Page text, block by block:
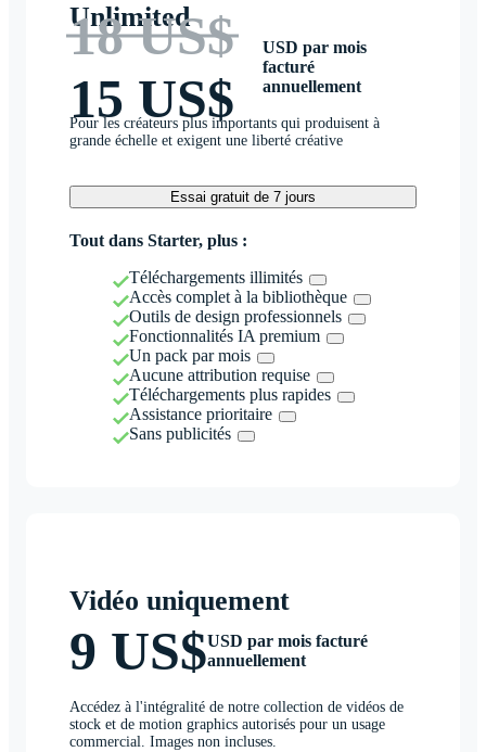
Unlimited
18 US$
15 US$
USD par mois
facturé
annuellement
Pour les créateurs plus importants qui produisent à
grande échelle et exigent une liberté créative
Essai gratuit de 7 jours
Tout dans Starter, plus :
Téléchargements illimités
Accès complet à la bibliothèque
Outils de design professionnels
Fonctionnalités IA premium
Un pack par mois
Aucune attribution requise
Téléchargements plus rapides
Assistance prioritaire
Sans publicités
Vidéo uniquement
9 US$USD par mois facturé
annuellement
Accédez à l'intégralité de notre collection de vidéos de
stock et de motion graphics autorisés pour un usage
commercial. Images non incluses.